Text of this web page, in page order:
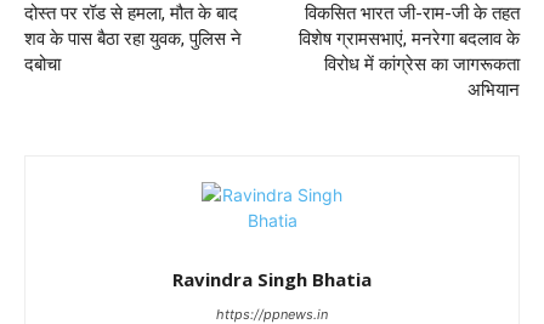
दोस्त पर रॉड से हमला, मौत के बाद
शव के पास बैठा रहा युवक, पुलिस ने
दबोचा
विकसित भारत जी-राम-जी के तहत
विशेष ग्रामसभाएं, मनरेगा बदलाव के
विरोध में कांग्रेस का जागरूकता
अभियान
Ravindra Singh Bhatia
https://ppnews.in